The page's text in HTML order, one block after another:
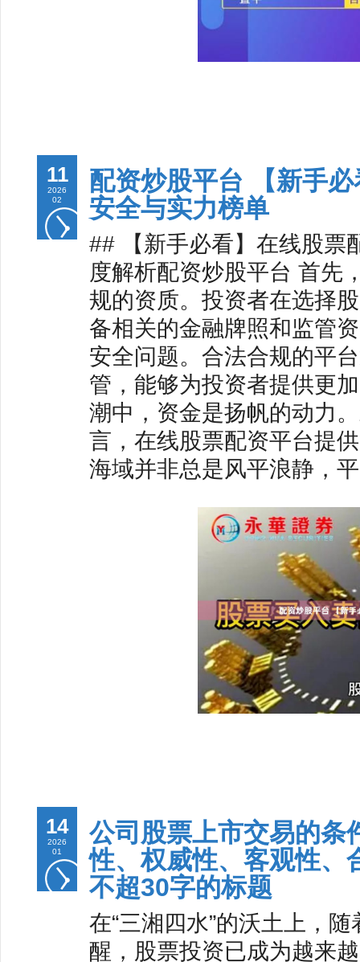
11
2026
02
配资炒股平台 【新手
安全与实力榜单
## 【新手必看】在线股票
度解析配资炒股平台 首先
规的资质。投资者在选择
备相关的金融牌照和监管
安全问题。合法合规的平
管，能够为投资者提供更
潮中，资金是扬帆的动力
言，在线股票配资平台提
海域并非总是风平浪静，
14
2026
01
公司股票上市交易的条
性、权威性、客观性、
不超30字的标题
在“三湘四水”的沃土上，
醒，股票投资已成为越来